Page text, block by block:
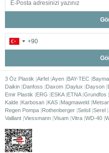
3 Öz Plastik Airfel Ayen BAY-TEC
Daikin Danfoss Daxom Daylux Dayson
Emir Plastik
ERG ESKA ETNA Grundfos
Kalde Karbosan KAS Magmaweld
Regen Pompa Rothenberger Selsil Serel
Vaillant Viessmann Visam Vitra WD-40